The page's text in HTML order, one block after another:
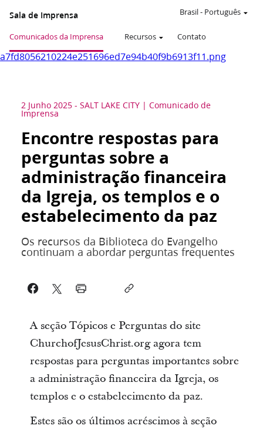
Sala de Imprensa
Comunicados da Imprensa Recursos Contato
Brasil- Português
a7fd8056210224e251696ed7e94b40f9b6913f11.png
2 Junho 2025 - SALT LAKE CITY Comunicado de
Imprensa
Encontre respostas para
perguntas sobre a
administração financeira
da Igreja, os templos e o
estabelecimento da paz
Os recursos da Biblioteca do Evangelho
continuam a abordar perguntas frequentes
A seção Tópicos e Perguntas do site
ChurchofJesusChrist.org agora tem
respostas para perguntas importantes sobre
a administração financeira da Igreja, os
templos e o estabelecimento da paz.
Estes são os últimos acréscimos à seção